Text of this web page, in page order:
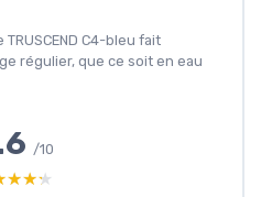
C4-bleu fait
régulier, que ce soit en eau
/10